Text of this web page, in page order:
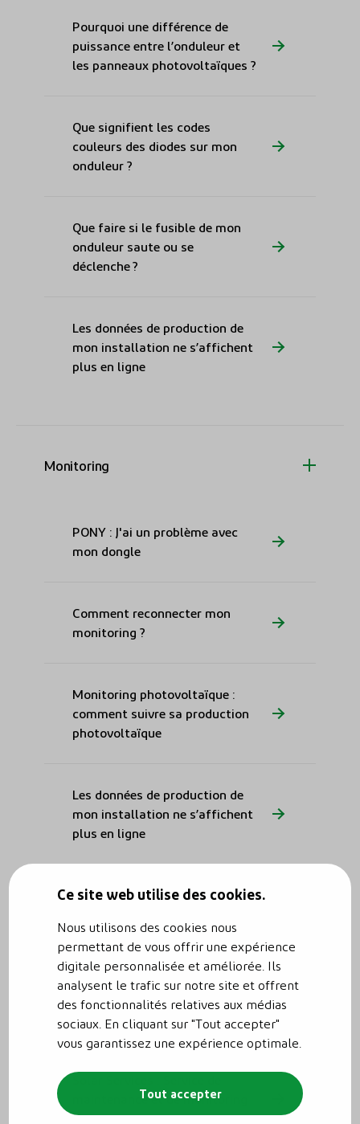
Ce site web utilise des cookies.
Nous utilisons des cookies nous
permettant de vous offrir une expérience
digitale personnalisée et améliorée. Ils
analysent le trafic sur notre site et offrent
des fonctionnalités relatives aux médias
sociaux. En cliquant sur "Tout accepter"
vous garantissez une expérience optimale.
Tout accepter
Pourquoi une différence de
puissance entre l’onduleur et
les panneaux photovoltaïques ?
Que signifient les codes
couleurs des diodes sur mon
onduleur ?
Que faire si le fusible de mon
onduleur saute ou se
déclenche ?
Les données de production de
mon installation ne s’affichent
plus en ligne
Monitoring
PONY : J'ai un problème avec
mon dongle
Comment reconnecter mon
monitoring ?
Monitoring photovoltaïque :
comment suivre sa production
photovoltaïque
Les données de production de
mon installation ne s’affichent
plus en ligne
Mes codes d'accès au
L'abonnement Solar Services
maintenance et de monitoring
de Reno.energy